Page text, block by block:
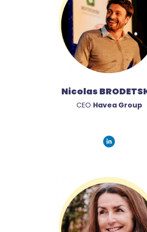
Nicolas
CEO Havea Group